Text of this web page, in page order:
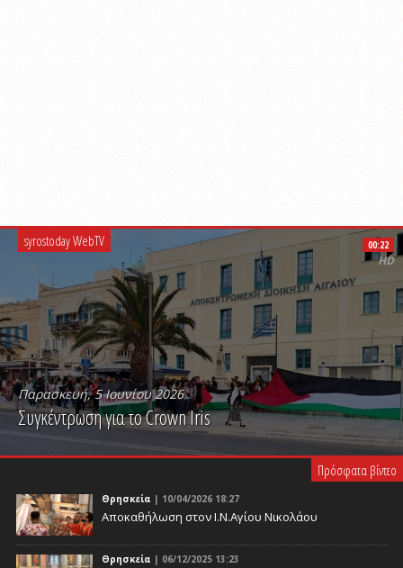
syrostoday WebTV
Παρασκευή, 5 Ιουνίου 2026
Συγκέντρωση για το Crown Iris
PLAY VIDEO
00:22
HD
Πρόσφατα βίντεο
Θρησκεία | 10/04/2026 18:27
Αποκαθήλωση στον Ι.Ν.Αγίου Νικολάου
Θρησκεία | 06/12/2025 13:23